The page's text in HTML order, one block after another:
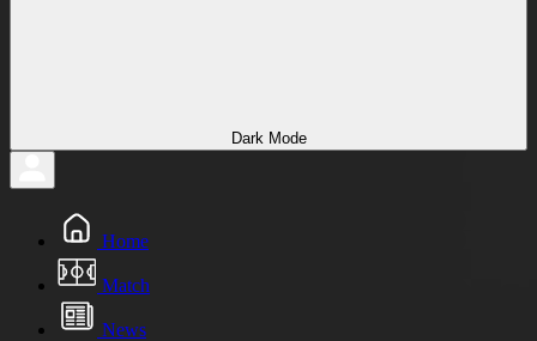
Dark Mode
Home
Match
News